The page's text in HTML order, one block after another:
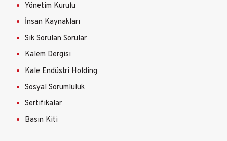
Yönetim Kurulu
İnsan Kaynakları
Sık Sorulan Sorular
Kalem Dergisi
Kale Endüstri Holding
Sosyal Sorumluluk
Sertifikalar
Basın Kiti